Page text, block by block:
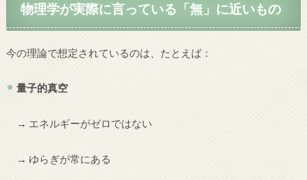
物理学が実際に言っている「無」に近いもの
今の理論で想定されているのは、たとえば：
量子的真空
→ エネルギーがゼロではない
→ ゆらぎが常にある